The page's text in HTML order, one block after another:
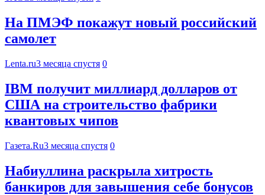
На ПМЭФ покажут новый российский
самолет
Lenta.ru3 месяца спустя 0
IBM получит миллиард долларов от
США на строительство фабрики
квантовых чипов
Газета.Ru3 месяца спустя 0
Набиуллина раскрыла хитрость
банкиров для завышения себе бонусов